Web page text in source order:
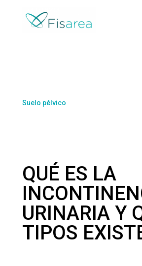
Suelo pélvico
QUÉ ES LA
URINARIA Y
TIPOS